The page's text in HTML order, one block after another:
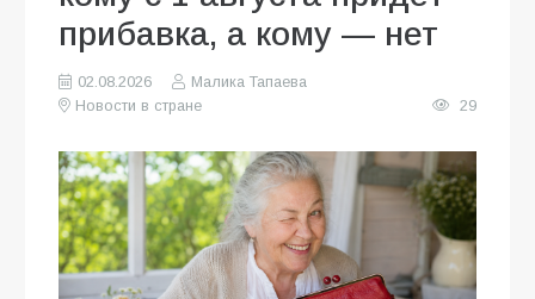
прибавка, а кому — нет
02.08.2026
Малика Тапаева
Новости в стране
29